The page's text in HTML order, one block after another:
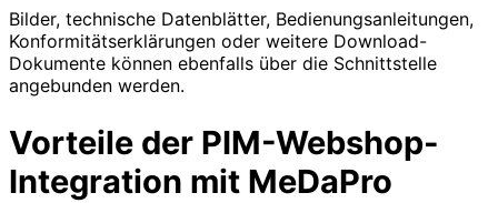
Bilder, technische Datenblätter, Bedienungsanleitungen,
Konformitätserklärungen oder weitere Download-
Dokumente können ebenfalls über die Schnittstelle
angebunden werden.
Vorteile der PIM-Webshop-
Integration mit MeDaPro